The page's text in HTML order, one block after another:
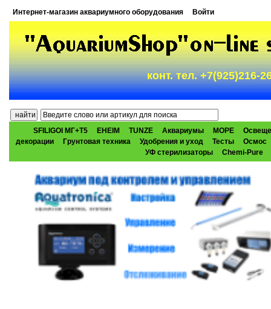
Интернет-магазин аквариумного оборудования Войти
конт. тел. +7(925)216-
SFILIGOI МГ+Т5 EHEIM TUNZE Аквариумы МОРЕ
декорации
Грунтовая техника Удобрения и уход Тесты
Осмос
УФ стерилизаторы
Chemi-Pure